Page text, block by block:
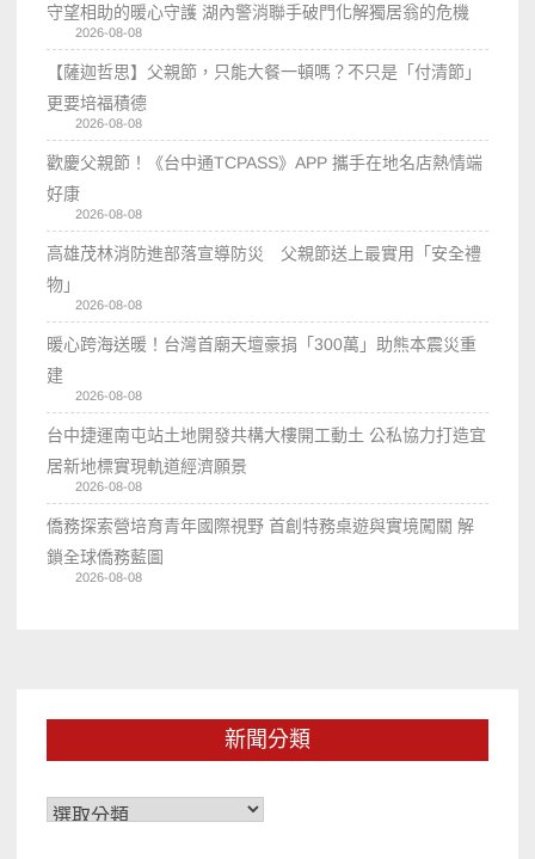
守望相助的暖心守護 湖內警消聯手破門化解獨居翁的危機
2026-08-08
【薩迦哲思】父親節，只能大餐一頓嗎？不只是「付清節」
更要培福積德
2026-08-08
歡慶父親節！《台中通TCPASS》APP 攜手在地名店熱情端
好康
2026-08-08
高雄茂林消防進部落宣導防災 父親節送上最實用「安全禮
物」
2026-08-08
暖心跨海送暖！台灣首廟天壇豪捐「300萬」助熊本震災重
建
2026-08-08
台中捷運南屯站土地開發共構大樓開工動土 公私協力打造宜
居新地標實現軌道經濟願景
2026-08-08
僑務探索營培育青年國際視野 首創特務桌遊與實境闖關 解
鎖全球僑務藍圖
2026-08-08
新聞分類
新